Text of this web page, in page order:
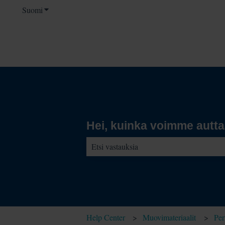
SuomiNäytä käännöksien alavalikko
Hei, kuinka voimme
Help Center Muovimateriaalit